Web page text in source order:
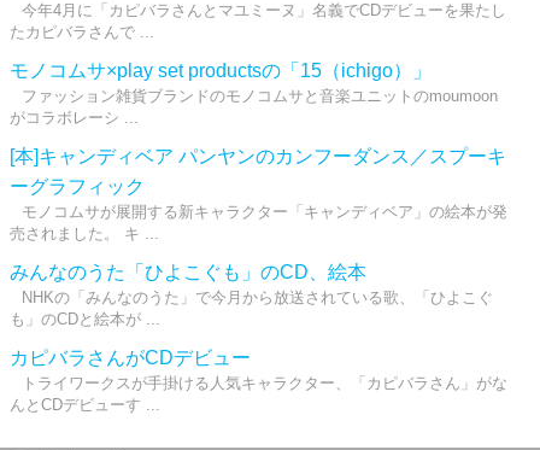
今年4月に「カピバラさんとマユミーヌ」名義でCDデビューを果たし
たカピバラさんで ...
モノコムサ×play set productsの「15（ichigo）」
ファッション雑貨ブランドのモノコムサと音楽ユニットのmoumoon
がコラボレーシ ...
[本]キャンディベア パンヤンのカンフーダンス／スプーキ
ーグラフィック
モノコムサが展開する新キャラクター「キャンディベア」の絵本が発
売されました。 キ ...
みんなのうた「ひよこぐも」のCD、絵本
NHKの「みんなのうた」で今月から放送されている歌、「ひよこぐ
も」のCDと絵本が ...
カピバラさんがCDデビュー
トライワークスが手掛ける人気キャラクター、「カピバラさん」がな
んとCDデビューす ...